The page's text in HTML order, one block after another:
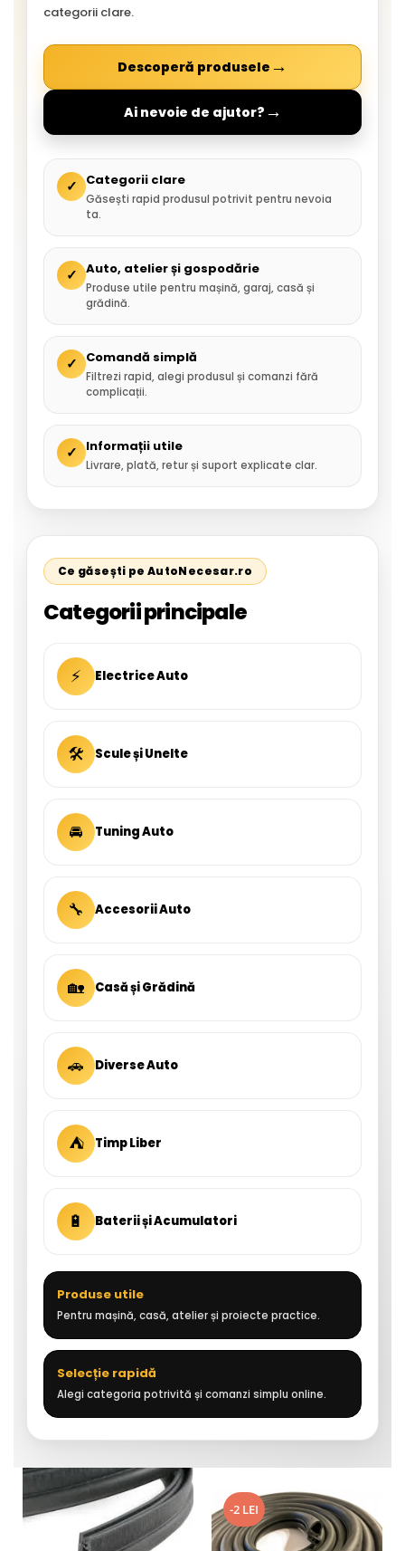
categorii clare.
Descoperă produsele →
Ai nevoie de ajutor? →
✓ Categorii clare
Găsești rapid produsul potrivit pentru nevoia
ta.
✓ Auto, atelier și gospodărie
Produse utile pentru mașină, garaj, casă și
grădină.
✓ Comandă simplă
Filtrezi rapid, alegi produsul și comanzi fără
complicații.
✓ Informații utile
Livrare, plată, retur și suport explicate clar.
Ce găsești pe AutoNecesar.ro
Categorii principale
⚡ Electrice Auto
🛠 Scule și Unelte
🚘 Tuning Auto
🔧 Accesorii Auto
🏡 Casă și Grădină
🚗 Diverse Auto
⛺ Timp Liber
🔋 Baterii și Acumulatori
Produse utile
Pentru mașină, casă, atelier și proiecte practice.
Selecție rapidă
Alegi categoria potrivită și comanzi simplu online.
-2 LEI